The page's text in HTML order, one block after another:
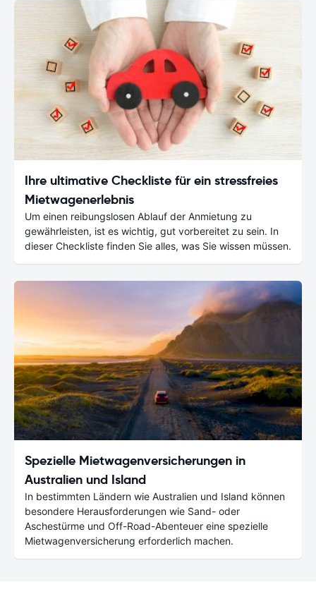
Ihre ultimative Checkliste für ein stressfreies
Mietwagenerlebnis
Um einen reibungslosen Ablauf der Anmietung zu
gewährleisten, ist es wichtig, gut vorbereitet zu sein. In
dieser Checkliste finden Sie alles, was Sie wissen müssen.
Spezielle Mietwagenversicherungen in
Australien und Island
In bestimmten Ländern wie Australien und Island können
besondere Herausforderungen wie Sand- oder
Aschestürme und Off-Road-Abenteuer eine spezielle
Mietwagenversicherung erforderlich machen.